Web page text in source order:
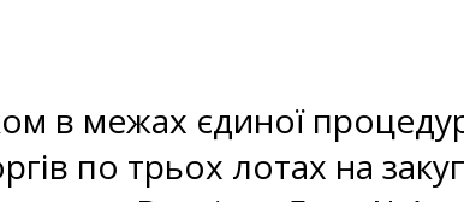
в межах єдиної
по трьох лотах на